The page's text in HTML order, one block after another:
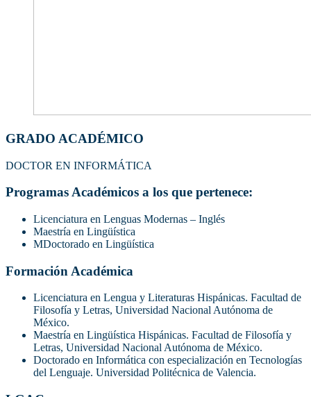
GRADO ACADÉMICO
DOCTOR EN INFORMÁTICA
Programas Académicos a los que pertenece:
Licenciatura en Lenguas Modernas – Inglés
Maestría en Lingüística
MDoctorado en Lingüística
Formación Académica
Licenciatura en Lengua y Literaturas Hispánicas. Facultad de
Filosofía y Letras, Universidad Nacional Autónoma de
México.
Maestría en Lingüística Hispánicas. Facultad de Filosofía y
Letras, Universidad Nacional Autónoma de México.
Doctorado en Informática con especialización en Tecnologías
del Lenguaje. Universidad Politécnica de Valencia.